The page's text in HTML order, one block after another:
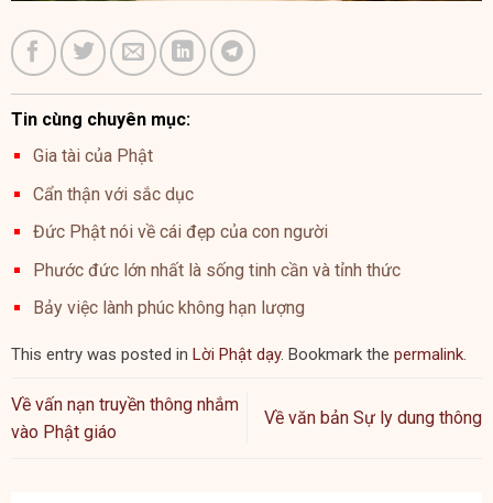
Tin cùng chuyên mục:
Gia tài của Phật
Cẩn thận với sắc dục
Đức Phật nói về cái đẹp của con người
Phước đức lớn nhất là sống tinh cần và tỉnh thức
Bảy việc lành phúc không hạn lượng
This entry was posted in Lời Phật dạy. Bookmark the permalink
Về vấn nạn truyền thông nhắm
vào Phật giáo
Về văn bản Sự ly dung thông